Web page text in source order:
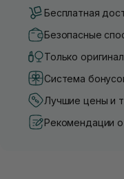
Бесплатная
Безопасные
Только
Система
Лучшие цены и
Рекомендации